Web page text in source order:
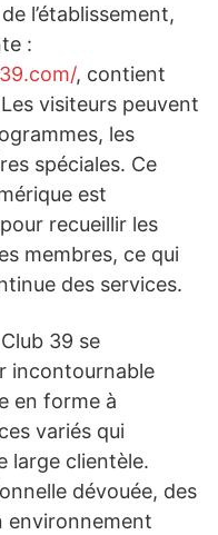
l’établissement,
:
, contient
visiteurs peuvent
les
spéciales. Ce
est
recueillir les
membres, ce qui
des services.
39 se
incontournable
en forme à
variés qui
large clientèle.
dévouée, des
environnement